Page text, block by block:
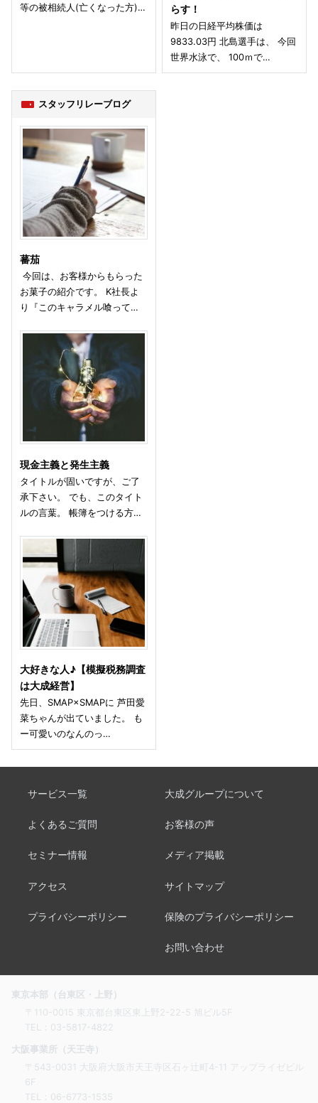
等の被相続人(亡くなった方)…
らす！
昨日の日経平均株価は
9833.03円 北島選手は、 今回
世界水泳で、 100ｍで…
スタッフリレーブログ
蕃茄
今回は、お客様からもらった
お菓子の紹介です。 K社長よ
り『このキャラメル喰って…
現金主義と発生主義
タイトルが固いですが、ご了
承下さい。 でも、このタイト
ルの言葉。 帳簿をつける方…
大好きな人♪【模擬税務調査
は大成経営】
先日、SMAP×SMAPに 芦田愛
菜ちゃんが出ていました。 も
ー可愛いのなんのっ…
サービス一覧 大成グループについて
よくあるご質問 お客様の声
セミナー情報 メディア掲載
アクセス サイトマップ
プライバシーポリシー 保険のプライバシーポリシー
お問い合わせ
東京本部（台東区・上野）
〒110-0015 東京都台東区東上野2-22-5 旭ビル5F
TEL： 03-5817-4822
大阪事業所（天王寺）
〒543-0031 大阪府大阪市天王寺区石ヶ辻町4-11 アップライゼビル
6F
TEL： 06-6773-1535